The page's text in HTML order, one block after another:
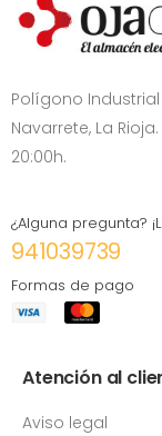
Polígono Industrial
Navarrete, La
20:00h.
¿Alguna pregunta?
941039739
Formas de pago
Atención al
Aviso legal